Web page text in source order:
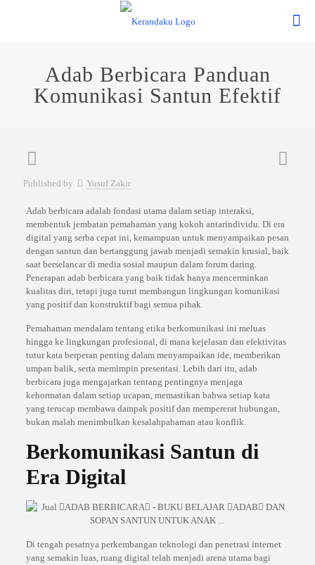
Adab Berbicara Panduan
Komunikasi Santun Efektif
Published by Yusuf Zakir
Adab berbicara adalah fondasi utama dalam setiap interaksi,
membentuk jembatan pemahaman yang kokoh antarindividu. Di era
digital yang serba cepat ini, kemampuan untuk menyampaikan pesan
dengan santun dan bertanggung jawab menjadi semakin krusial, baik
saat berselancar di media sosial maupun dalam forum daring.
Penerapan adab berbicara yang baik tidak hanya mencerminkan
kualitas diri, tetapi juga turut membangun lingkungan komunikasi
yang positif dan konstruktif bagi semua pihak.
Pemahaman mendalam tentang etika berkomunikasi ini meluas
hingga ke lingkungan profesional, di mana kejelasan dan efektivitas
tutur kata berperan penting dalam menyampaikan ide, memberikan
umpan balik, serta memimpin presentasi. Lebih dari itu, adab
berbicara juga mengajarkan tentang pentingnya menjaga
kehormatan dalam setiap ucapan, memastikan bahwa setiap kata
yang terucap membawa dampak positif dan mempererat hubungan,
bukan malah menimbulkan kesalahpahaman atau konflik.
Berkomunikasi Santun di
Era Digital
Di tengah pesatnya perkembangan teknologi dan penetrasi internet
yang semakin luas, ruang digital telah menjadi arena utama bagi